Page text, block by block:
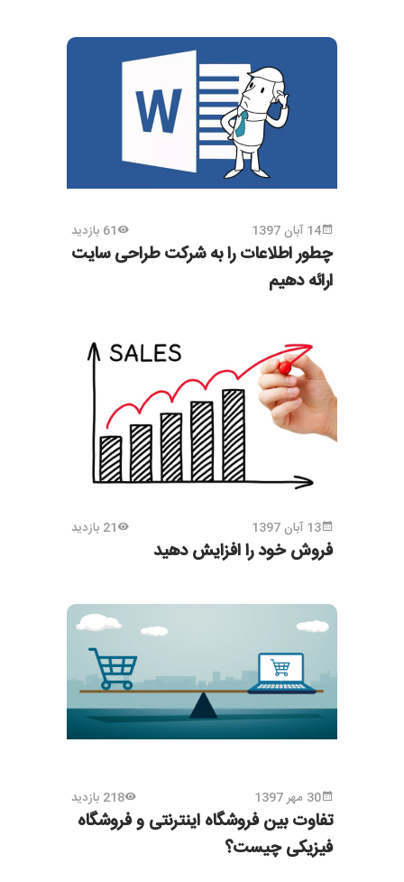
14 آبان 1397 61 بازدید
چطور اطلاعات را به شرکت طراحی سایت
ارائه دهیم
13 آبان 1397 21 بازدید
فروش خود را افزایش دهید
30 مهر 1397 218 بازدید
تفاوت بین فروشگاه اینترنتی و فروشگاه
فیزیکی چیست؟